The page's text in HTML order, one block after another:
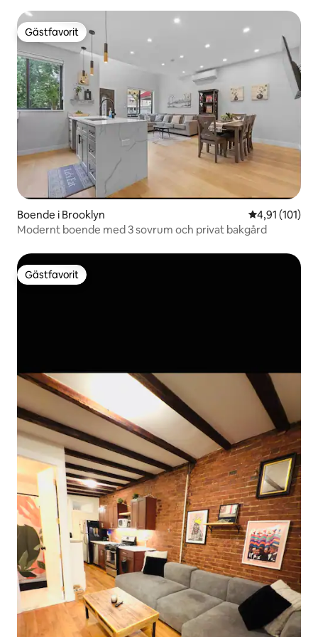
Gästfavorit
Gästfavorit
Boende i Brooklyn 4,91 av 5 i
4,91 (101)
Modernt boende med 3 sovrum och privat bakgård
Gästfavorit
Gästfavorit